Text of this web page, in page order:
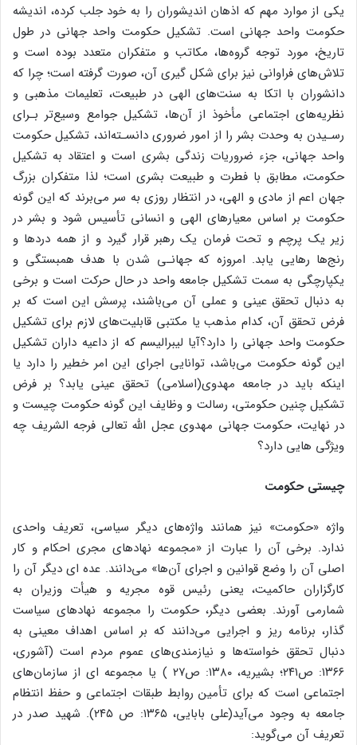
یکی از موارد مهم که اذهان اندیشوران را به خود جلب کرده، اندیشه
حکومت واحد جهانی است. تشکیل حکومت واحد جهانی در طول
تاریخ، مورد توجه گروه‌ها، مکاتب و متفکران متعدد بوده است و
تلاش‌های فراوانی نیز برای شکل گیری آن، صورت گرفته است؛ چرا که
دانشوران با اتکا به سنت‌های الهی در طبیعت، تعلیمات مذهبی و
نظریه‌های اجتماعی مأخوذ از آن‌ها، تشکیل جوامع وسیع‌تر بـرای
رسـیدن به وحدت بشر را از امور ضروری دانسـته‌اند، تشکیل حکومت
واحد جهانی، جزء ضروریات زندگی بشری است و اعتقاد به تشکیل
حکومت، مطابق با فطرت و طبیعت بشری است؛ لذا متفکران بزرگ
جهان اعم از مادی و الهی، در انتظار روزی به سر می‌برند که این گونه
حکومت بر اساس معیارهای الهی و انسانی تأسیس شود و بشر در
زیر یک پرچم و تحت فرمان یک رهبر قرار گیرد و از همه دردها و
رنج‌ها رهایی یابد. امروزه که جهانـی شدن با هدف همبستگی و
یکپارچگی به سمت تشکیل جامعه واحد در حال حرکت است و برخی
به دنبال تحقق عینی و عملی آن می‌باشند، پرسش این است که بر
فرض تحقق آن، کدام مذهب یا مکتبی قابلیت‌های لازم برای تشکیل
حکومت واحد جهانی را دارد؟آیا لیبرالیسم که از داعیه داران تشکیل
این گونه حکومت می‌باشد، توانایی اجرای این امر خطیر را دارد یا
اینکه باید در جامعه مهدوی(اسلامی) تحقق عینی یابد؟ بر فرض
تشکیل چنین حکومتی، رسالت و وظایف این گونه حکومت چیست و
در نهایت، حکومت جهانی مهدوی عجل الله تعالی فرجه الشریف چه
ویژگی هایی دارد؟
چیستی حکومت
واژه «حکومت» نیز همانند واژه‌های دیگر سیاسی، تعریف واحدی
ندارد. برخی آن را عبارت از «مجموعه نهادهای مجری احکام و کار
اصلی آن را وضع قوانین و اجرای آن‌ها» می‌دانند. عده ای دیگر آن را
کارگزاران حاکمیت، یعنی رئیس قوه مجریه و هیأت وزیران به
شمارمی آورند. بعضی دیگر، حکومت را مجموعه نهادهای سیاست
گذار، برنامه ریز و اجرایی می‌دانند که بر اساس اهداف معینی به
دنبال تحقق خواسته‌ها و نیازمندی‌های عموم مردم است (آشوری،
۱۳۶۶: ص۲۴۱؛ بشیریه، ۱۳۸۰: ص۲۷ ) یا مجموعه ای از سازمان‌های
اجتماعی است که برای تأمین روابط طبقات اجتماعی و حفظ انتظام
جامعه به وجود می‌آید(علی بابایی، ۱۳۶۵: ص ۲۴۵). شهید صدر در
تعریف آن می‌گوید: